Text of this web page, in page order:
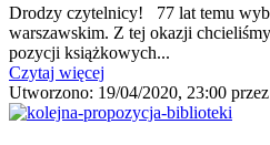
Drodzy czytelnicy! 77 lat temu
warszawskim. Z tej okazji
pozycji książkowych...
Czytaj więcej
Utworzono: 19/04/2020, 23:00 przez